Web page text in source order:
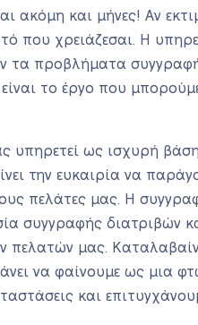
και μήνες! Αν
που χρειάζεσαι. Η
τα προβλήματα
το έργο που
υπηρετεί ως ισχυρή
την ευκαιρία να
πελάτες μας. Η
συγγραφής διατριβών
μας.
να φαίνουμε ως μια
και